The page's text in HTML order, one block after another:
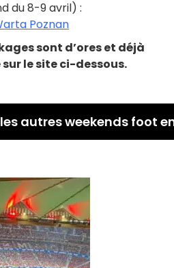
du 8-9 avril) :
Poznan
sont d’ores et déjà
le site ci-dessous.
autres weekends foot